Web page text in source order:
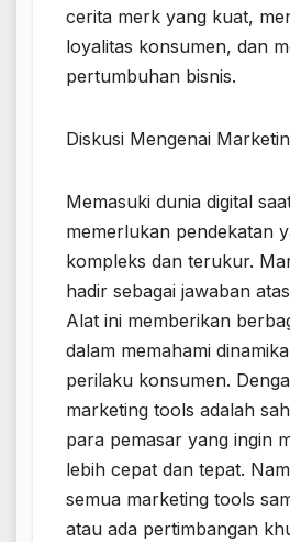
cerita merk yang kuat,
loyalitas konsumen, dan
pertumbuhan bisnis.
Diskusi Mengenai
Memasuki dunia digital
memerlukan pendekatan
kompleks dan terukur.
hadir sebagai jawaban
Alat ini memberikan
dalam memahami
perilaku konsumen.
marketing tools adalah
para pemasar yang ingin
lebih cepat dan tepat.
semua marketing tools
atau ada pertimbangan